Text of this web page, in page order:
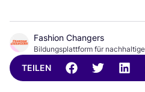
Fashion Changers
Bildungsplattform für
TEILEN